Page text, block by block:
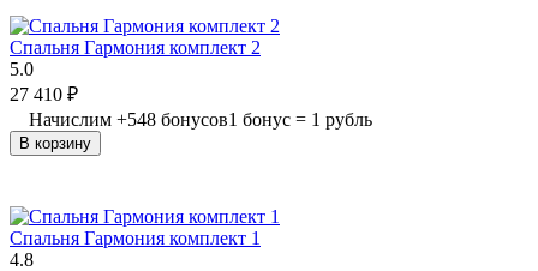
Спальня Гармония комплект 2
5.0
27 410 ₽
Начислим +548 бонусов1 бонус = 1 рубль
В корзину
Спальня Гармония комплект 1
4.8